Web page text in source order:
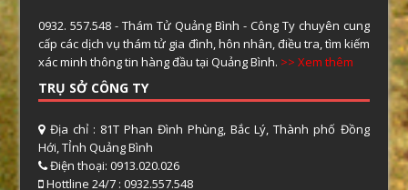
0932. 557.548 - Thám Tử Quảng Bình - Công Ty chuyên cung
cấp các dịch vụ thám tử gia đình, hôn nhân, điều tra, tìm kiếm
xác minh thông tin hàng đầu tại Quảng Bình. >> Xem thêm
TRỤ SỞ CÔNG TY
Địa chỉ : 81T Phan Đình Phùng, Bắc Lý, Thành phố Đồng
Hới, TỈnh Quảng Bình
Điện thoại: 0913.020.026
Hottline 24/7 : 0932.557.548